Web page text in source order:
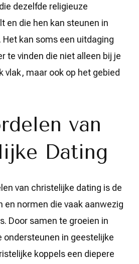
dezelfde religieuze
en die hen kan steunen in
Het kan soms een uitdaging
te vinden die niet alleen bij je
vlak, maar ook op het gebied
van
Dating
van christelijke dating is de
en normen die vaak aanwezig
Door samen te groeien in
ondersteunen in geestelijke
koppels een diepere